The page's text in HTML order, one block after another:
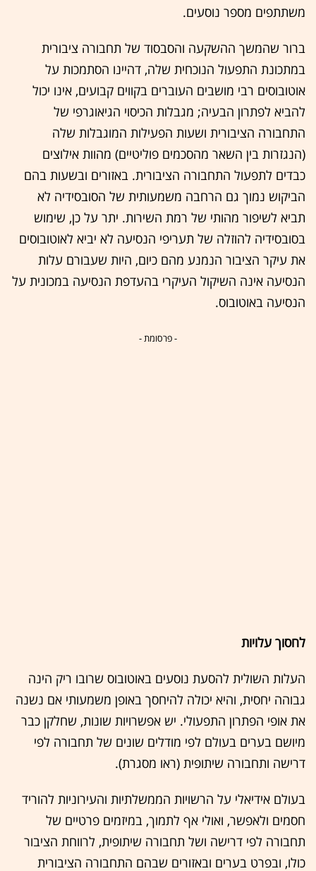
משתתפים מספר נוסעים.
ברור שהמשך ההשקעה והסבסוד של תחבורה ציבורית
במתכונת התפעול הנוכחית שלה, דהיינו הסתמכות על
אוטובוסים רבי מושבים העוברים בקווים קבועים, אינו יכול
להביא לפתרון הבעיה; מגבלות הכיסוי הגיאוגרפי של
התחבורה הציבורית ושעות הפעילות המוגבלות שלה
(הנגזרות בין השאר מהסכמים פוליטיים) מהוות אילוצים
כבדים לתפעול התחבורה הציבורית. באזורים ובשעות בהם
הביקוש נמוך גם הרחבה משמעותית של הסובסידיה לא
תביא לשיפור מהותי של רמת השירות. יתר על כן, שימוש
בסובסידיה להוזלה של תעריפי הנסיעה לא יביא לאוטובוסים
את עיקר הציבור הנמנע מהם כיום, היות שעבורם עלות
הנסיעה אינה השיקול העיקרי בהעדפת הנסיעה במכונית על
הנסיעה באוטובוס.
- פרסומת -
לחסוך עלויות
העלות השולית להסעת נוסעים באוטובוס שרובו ריק הינה
גבוהה יחסית, והיא יכולה להיחסך באופן משמעותי אם נשנה
את אופי הפתרון התפעולי. יש אפשרויות שונות, שחלקן כבר
מיושם בערים בעולם לפי מודלים שונים של תחבורה לפי
דרישה ותחבורה שיתופית (ראו מסגרת).
בעולם אידיאלי על הרשויות הממשלתיות והעירוניות להוריד
חסמים ולאפשר, ואולי אף לתמוך, במיזמים פרטיים של
תחבורה לפי דרישה ושל תחבורה שיתופית, לרווחת הציבור
כולו, ובפרט בערים ובאזורים שבהם התחבורה הציבורית